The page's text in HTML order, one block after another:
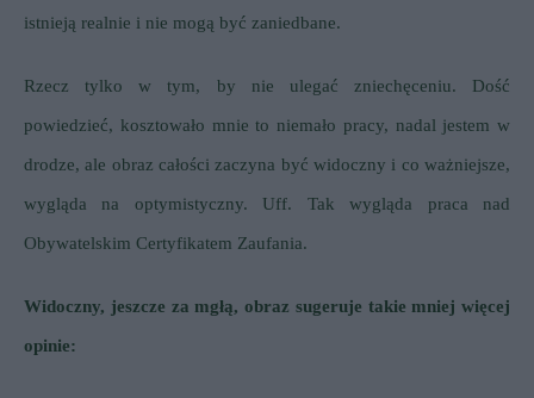
istnieją realnie i nie mogą być zaniedbane.
Rzecz tylko w tym, by nie ulegać zniechęceniu. Dość
powiedzieć, kosztowało mnie to niemało pracy, nadal jestem w
drodze, ale obraz całości zaczyna być widoczny i co ważniejsze,
wygląda na optymistyczny. Uff. Tak wygląda praca nad
Obywatelskim Certyfikatem Zaufania.
Widoczny, jeszcze za mgłą, obraz sugeruje takie mniej więcej
opinie: